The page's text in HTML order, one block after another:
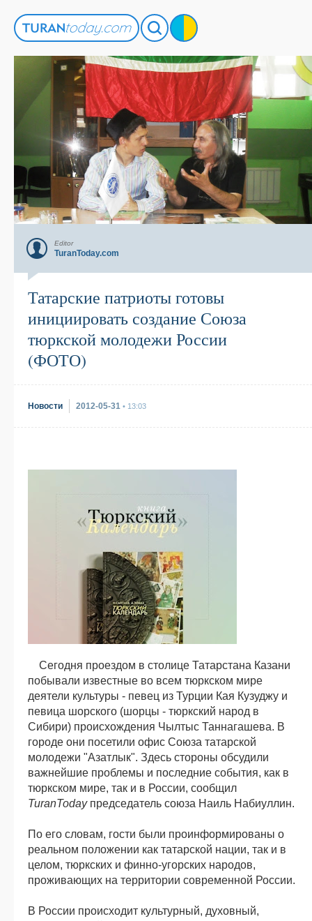
Editor
TuranToday.com
Татарские патриоты готовы
инициировать создание Союза
тюркской молодежи России
(ФОТО)
Новости 2012-05-31 • 13:03
Сегодня проездом в столице Татарстана Казани
побывали известные во всем тюркском мире
деятели культуры - певец из Турции Кая Кузуджу и
певица шорского (шорцы - тюркский народ в
Сибири) происхождения Чылтыс Таннагашева. В
городе они посетили офис Союза татарской
молодежи "Азатлык". Здесь стороны обсудили
важнейшие проблемы и последние события, как в
тюркском мире, так и в России, сообщил
TuranTodayпредседатель союза Наиль Набиуллин.
По его словам, гости были проинформированы о
реальном положении как татарской нации, так и в
целом, тюркских и финно-угорских народов,
проживающих на территории современной России.
В России происходит культурный, духовный,